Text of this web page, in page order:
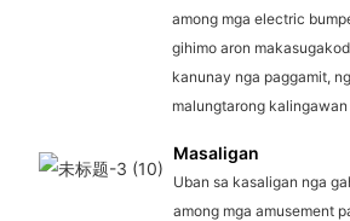
among mga electric
gihimo aron
kanunay nga paggamit,
malungtarong
Masaligan
Uban sa kasaligan nga
among mga amusement